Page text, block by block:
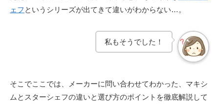
ェフ というシリーズが出てきて違いがわからない…。
私もそうでした！
そこでここでは、メーカーに問い合わせてわかった、マキシ
ムとスターシェフの違いと選び方のポイントを徹底解説して